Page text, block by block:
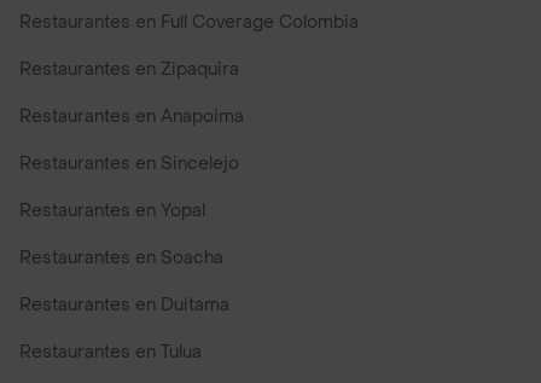
Restaurantes en Full Coverage Colombia
Restaurantes en Zipaquira
Restaurantes en Anapoima
Restaurantes en Sincelejo
Restaurantes en Yopal
Restaurantes en Soacha
Restaurantes en Duitama
Restaurantes en Tulua